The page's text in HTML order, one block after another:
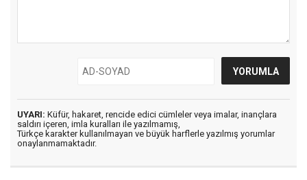
UYARI: Küfür, hakaret, rencide edici cümleler veya imalar, inançlara
saldırı içeren, imla kuralları ile yazılmamış,
Türkçe karakter kullanılmayan ve büyük harflerle yazılmış yorumlar
onaylanmamaktadır.